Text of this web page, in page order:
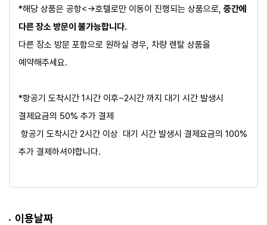
*해당 상품은 공항<->호텔로만 이동이 진행되는 상품으로, 중간에
다른 장소 방문이 불가능합니다.
다른 장소 방문 포함으로 원하실 경우, 차량 렌탈 상품을
예약해주세요.
*항공기 도착시간 1시간 이후~2시간 까지 대기 시간 발생시
결제요금의 50% 추가 결제
항공기 도착시간 2시간 이상 대기 시간 발생시 결제요금의 100%
추가 결제​하셔야합니다.
이용날짜